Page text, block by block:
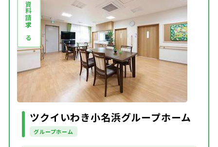
資料請求する
ツクイいわき小名浜グループホーム
グループホーム